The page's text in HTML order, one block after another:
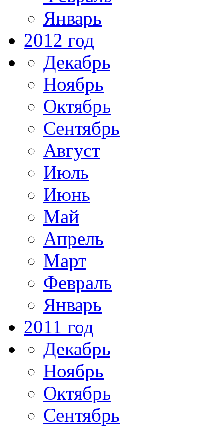
Январь
2012 год
Декабрь
Ноябрь
Октябрь
Сентябрь
Август
Июль
Июнь
Май
Апрель
Март
Февраль
Январь
2011 год
Декабрь
Ноябрь
Октябрь
Сентябрь